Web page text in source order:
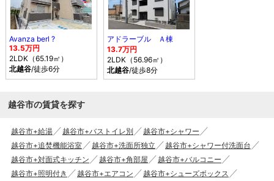
Avanza berl ?
13.5万円
2LDK（65.19㎡）
北越谷/徒歩6分
アドラーブル Ａ棟
13.7万円
2LDK（56.96㎡）
北越谷/徒歩8分
越谷市の賃貸を探す
越谷市+給湯 越谷市+バストイレ別
越谷市+シャワー
越谷市+追焚機能浴室
越谷市+洗面所独立
越谷市+シャワー付洗面台
越谷市+対面式キッチン
越谷市+角部屋
越谷市+バルコニー
越谷市+照明付き
越谷市+エアコン
越谷市+シューズボックス